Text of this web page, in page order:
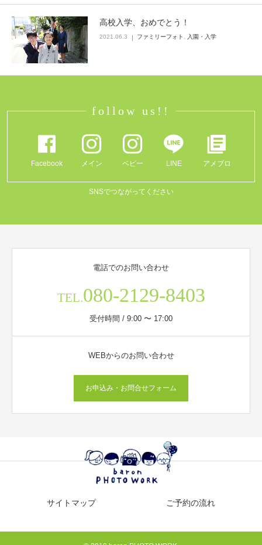
高校入学、おめでとう！
2021.06.3 ファミリーフォト , 入園・入学
follow us!!
Facebook メイン ベビー LINE アメブロ
SNSでつながってください
電話でのお問い合わせ
TEL.080-2129-8403
受付時間 / 9:00 〜 17:00
WEBからのお問い合わせ
お申込み・お問合せフォーム
サイトマップ ご予約の流れ
ご予約
Q&A